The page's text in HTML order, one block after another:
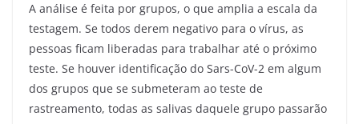
A análise é feita por grupos, o que amplia a escala da
testagem. Se todos derem negativo para o vírus, as
pessoas ficam liberadas para trabalhar até o próximo
teste. Se houver identificação do Sars-CoV-2 em algum
dos grupos que se submeteram ao teste de
rastreamento, todas as salivas daquele grupo passarão